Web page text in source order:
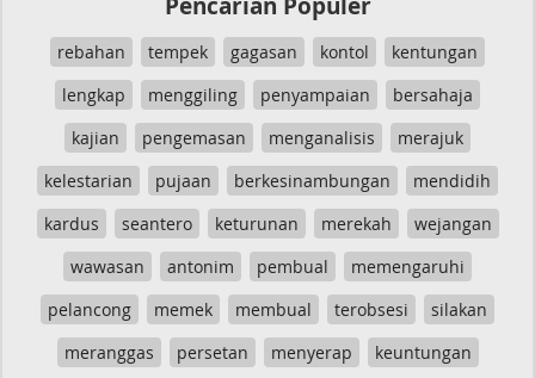
rebahan tempek gagasan kontol
kentungan
lengkap
menggiling penyampaian
bersahaja
kajian
pengemasan menganalisis
merajuk
kelestarian
pujaan berkesinambungan
mendidih
kardus
seantero keturunan merekah
wejangan
wawasan
antonim pembual
memengaruhi
pelancong
memek membual terobsesi
silakan
meranggas
persetan menyerap
keuntungan